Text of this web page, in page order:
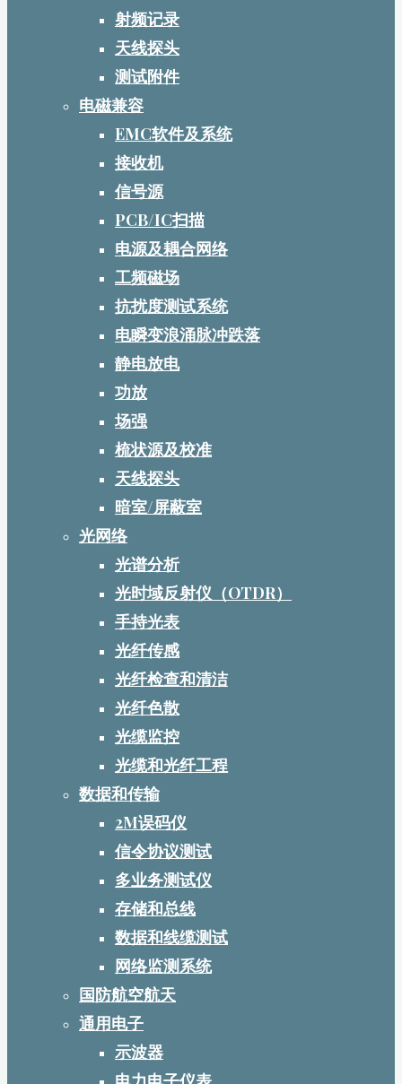
射频记录
天线探头
测试附件
电磁兼容
EMC软件及系统
接收机
信号源
PCB/IC扫描
电源及耦合网络
工频磁场
抗扰度测试系统
电瞬变浪涌脉冲跌落
静电放电
功放
场强
梳状源及校准
天线探头
暗室/屏蔽室
光网络
光谱分析
光时域反射仪（OTDR）
手持光表
光纤传感
光纤检查和清洁
光纤色散
光缆监控
光缆和光纤工程
数据和传输
2M误码仪
信令协议测试
多业务测试仪
存储和总线
数据和线缆测试
网络监测系统
国防航空航天
通用电子
示波器